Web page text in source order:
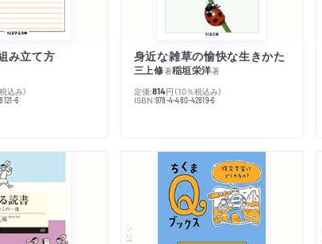
み立て方
込み）
6
身近な雑草の愉快な生きかた
三上修著稲垣栄洋著
定価:814円 （10％税込み）
ISBN:978-4-480-42819-6
シリーズ・全集